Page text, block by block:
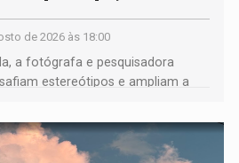
de 2026 às 18:00
a fotógrafa e pesquisadora
estereótipos e ampliam a